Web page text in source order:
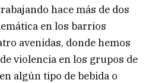
hace más de dos
en los barrios
avenidas, donde hemos
violencia en los grupos de
algún tipo de bebida o